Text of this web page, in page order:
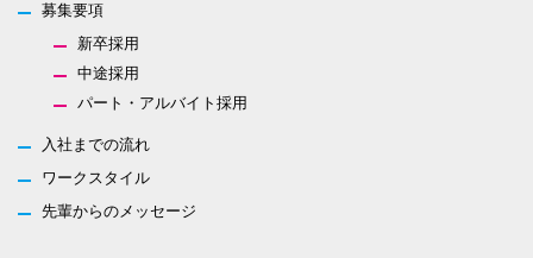
募集要項
新卒採用
中途採用
パート・アルバイト採用
入社までの流れ
ワークスタイル
先輩からのメッセージ